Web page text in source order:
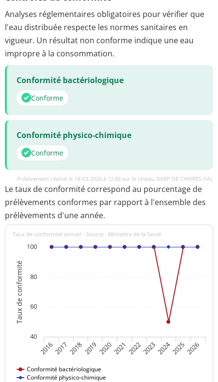
Analyses réglementaires obligatoires pour vérifier que
l'eau distribuée respecte les normes sanitaires en
vigueur. Un résultat non conforme indique une eau
impropre à la consommation.
Conformité bactériologique
Conforme
Conformité physico-chimique
Conforme
Prélèvement réalisé le 18-03-2026 à 12:06 sur le réseau SIAEP DE CHIVRES-VAL
Le taux de conformité correspond au pourcentage de
prélèvements conformes par rapport à l'ensemble des
prélèvements d'une année.
Taux de conformité
Taux de conformité annuel - Source : Ministère de la Santé
Conformité bactériologique
Conformité physico-chimique
20162017 201820192020202120222023202420252026
40
60
80
100